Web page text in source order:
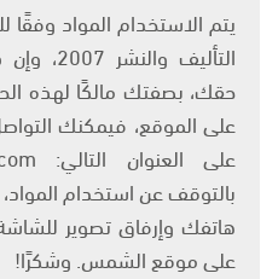
التأليف
حقك، بصفتك مالكًا لهذه
على الموقع، فيمكنك
بالتوقف عن استخدام
هاتفك وإرفاق تصوير
على موقع الشمس. وشكرًا!